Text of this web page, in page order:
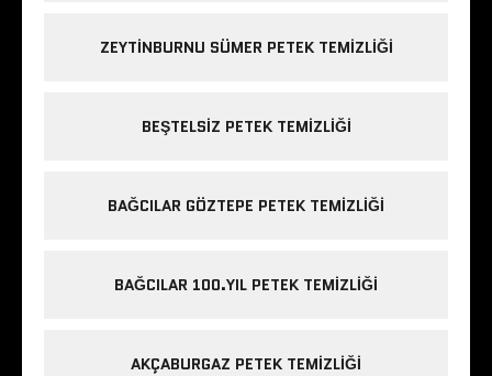
ZEYTINBURNU SÜMER PETEK TEMIZLIĞI
BEŞTELSIZ PETEK TEMIZLIĞI
BAĞCILAR GÖZTEPE PETEK TEMIZLIĞI
BAĞCILAR 100.YIL PETEK TEMIZLIĞI
AKÇABURGAZ PETEK TEMIZLIĞI